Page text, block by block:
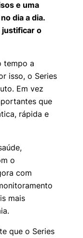
e uma
dia a dia.
justificar o
tempo a
isso, o Series
Em vez
que
rápida e
o
com
mais
que o Series